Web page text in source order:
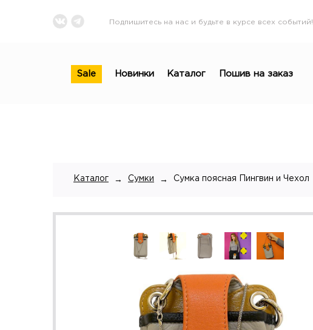
Подпишитесь на нас и будьте в курсе всех событий!
Sale Новинки Каталог Пошив на заказ
Каталог → Сумки → Сумка поясная Пингвин и Чехол